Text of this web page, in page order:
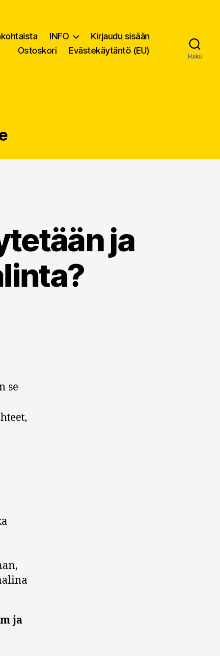
INFO
Kirjaudu sisään
Ostoskori
Evästekäytäntö (EU)
Haku
ja
se
ja